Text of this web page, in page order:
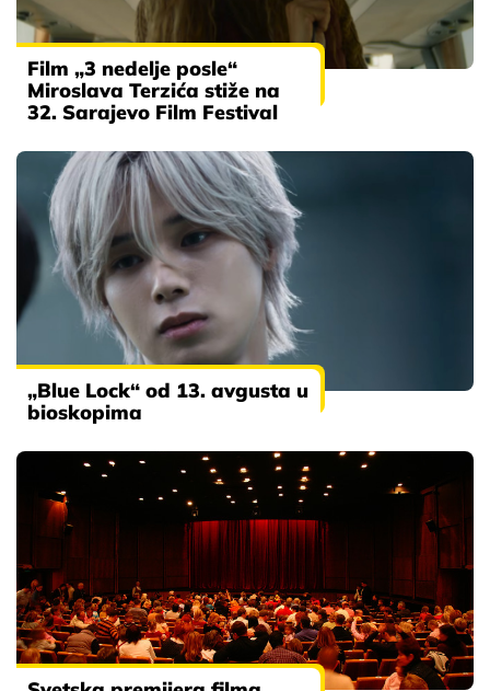
Film „3 nedelje posle“
Miroslava Terzića stiže na
32. Sarajevo Film Festival
„Blue Lock“ od 13. avgusta u
bioskopima